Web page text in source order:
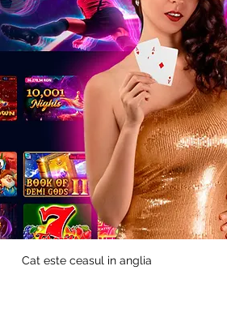
Cat este ceasul in anglia